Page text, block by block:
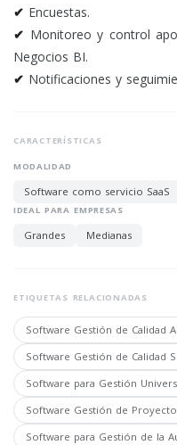
✔ Encuestas.
✔ Monitoreo y control
Negocios BI.
✔ Notificaciones y
CARACTERÍSTICAS
MODALIDAD
Software como servicio SaaS
IDEAL PARA EMPRESAS
Grandes Medianas
ETIQUETAS RELACIONADAS
Software Gestión de Calidad
Software Gestión de Calidad
Software para Gestión
Software Gestión de
Software para Gestión de la